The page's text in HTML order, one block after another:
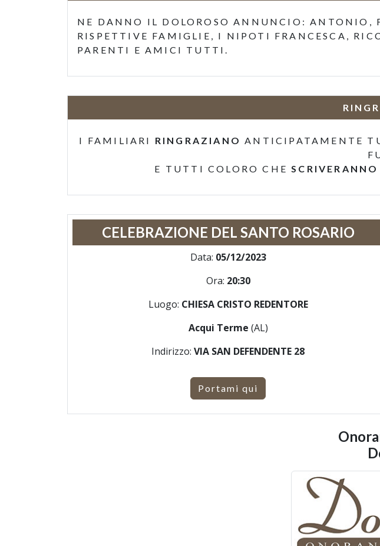
NE DANNO IL DOLOROSO ANNUNCIO: ANTONIO,
RISPETTIVE FAMIGLIE, I NIPOTI FRANCESCA,
PARENTI E AMICI TUTTI.
I FAMILIARI RINGRAZIANO ANTICIPATAMENTE
E TUTTI COLORO CHESCRIVERANNO
CELEBRAZIONE DEL SANTO ROSARIO
Data: 05/12/2023
Ora: 20:30
Luogo: CHIESA CRISTO REDENTORE
Acqui Terme (AL)
Indirizzo: VIA SAN DEFENDENTE 28
Portami qui